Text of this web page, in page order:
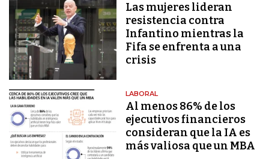
Las mujeres lideran
resistencia contra
Infantino mientras la
Fifa se enfrenta a una
crisis
LABORAL
Al menos 86% de los
ejecutivos financieros
consideran que la IA es
más valiosa que un MBA